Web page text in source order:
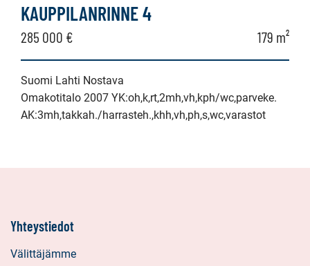
KAUPPILANRINNE 4
285 000 € 179 m²
Suomi Lahti Nostava
Omakotitalo 2007 YK:oh,k,rt,2mh,vh,kph/wc,parveke.
AK:3mh,takkah./harrasteh.,khh,vh,ph,s,wc,varastot
Yhteystiedot
Välittäjämme